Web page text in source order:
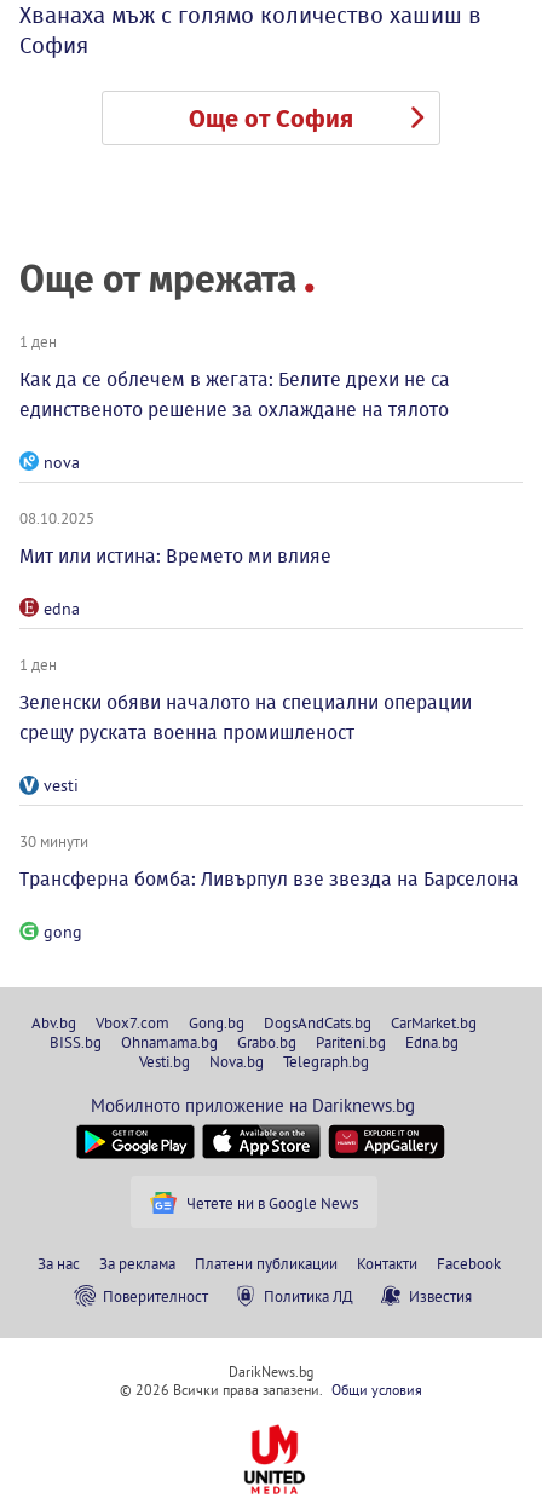
Хванаха мъж с голямо количество хашиш в
София
Още от София
Още от мрежата
1 ден
Как да се облечем в жегата: Белите дрехи не са
единственото решение за охлаждане на тялото
nova
08.10.2025
Мит или истина: Времето ми влияе
edna
1 ден
Зеленски обяви началото на специални операции
срещу руската военна промишленост
vesti
30 минути
Трансферна бомба: Ливърпул взе звезда на Барселона
gong
Abv.bg Vbox7.com Gong.bg DogsAndCats.bg
CarMarket.bg
BISS.bg
Ohnamama.bg Grabo.bg Pariteni.bg
Edna.bg
Vesti.bg
Nova.bg Telegraph.bg
Мобилното приложение на Dariknews.bg
Четете ни в Google News
За нас За реклама Платени публикации Контакти
Facebook
Поверителност
Политика ЛД Известия
DarikNews.bg
© 2026 Всички права запазени. Общи условия